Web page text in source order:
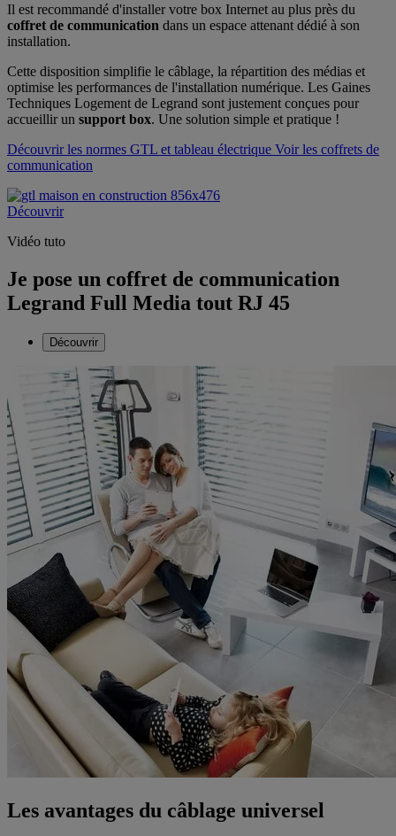
Il est recommandé d'installer votre box Internet au plus près du
coffret de communication dans un espace attenant dédié à son
installation.
Cette disposition simplifie le câblage, la répartition des médias et
optimise les performances de l'installation numérique. Les Gaines
Techniques Logement de Legrand sont justement conçues pour
accueillir un support box. Une solution simple et pratique !
Découvrir les normes GTL et tableau électrique Voir les coffrets de
communication
Découvrir
Vidéo tuto
Je pose un coffret de communication
Legrand Full Media tout RJ 45
Découvrir
Les avantages du câblage universel